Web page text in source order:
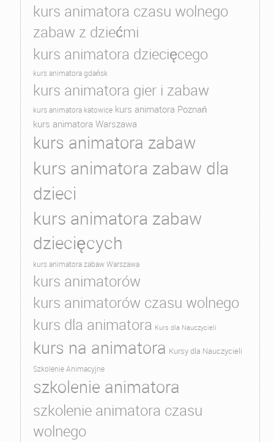
kurs animatora czasu wolnego
zabaw z dziećmi
kurs animatora dziecięcego
kurs animatora gdańsk
kurs animatora gier i zabaw
kurs animatora katowice kurs animatora Poznań
kurs animatora Warszawa
kurs animatora zabaw
kurs animatora zabaw dla
dzieci
kurs animatora zabaw
dziecięcych
kurs animatora zabaw Warszawa
kurs animatorów
kurs animatorów czasu wolnego
kurs dla animatora Kurs dla Nauczycieli
kurs na animatora Kursy dla Nauczycieli
Szkolenie Animacyjne
szkolenie animatora
szkolenie animatora czasu
wolnego